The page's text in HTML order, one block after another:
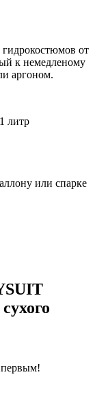
от
к немедленому
аргоном.
литр
или спарке
первым!